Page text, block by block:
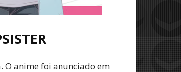
O anime foi anunciado em